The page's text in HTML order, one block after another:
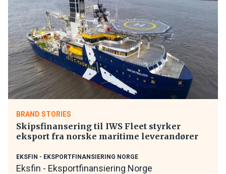
BRAND STORIES
Skipsfinansering til IWS Fleet styrker
eksport fra norske maritime leverandører
EKSFIN - EKSPORTFINANSIERING NORGE
Eksfin - Eksportfinansiering Norge